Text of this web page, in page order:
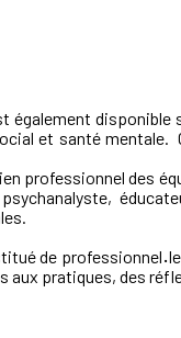
également disponible
et santé
professionnel des
de professionnel·
pratiques, des